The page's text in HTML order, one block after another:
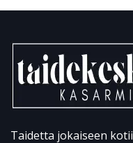
Taidetta jokaiseen